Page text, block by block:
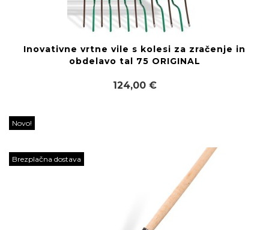
Inovativne vrtne vile s kolesi za zračenje in
obdelavo tal 75 ORIGINAL
124,00 €
Novo!
Brezplačna dostava